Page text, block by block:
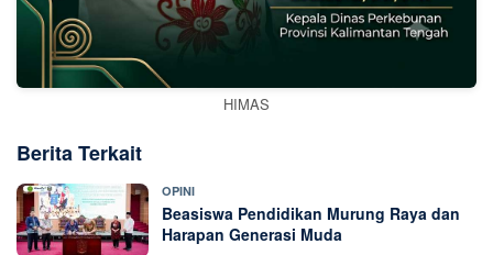
HIMAS
Berita Terkait
OPINI
Beasiswa Pendidikan Murung Raya dan
Harapan Generasi Muda